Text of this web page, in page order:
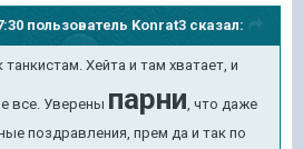
пользователь Konrat3 сказал:
Хейта и там хватает, и
все. Уверены парни, что даже
поздравления, прем да и так по